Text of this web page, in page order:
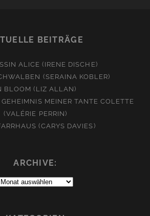
BEITRÄGE
ALICE (IRENE DISCHE)
(SERAINA KOBLER)
BLOOM (LIZ ALLAN)
MEINER TANTE COLETTE
(VALÉRIE PERRIN)
(CARYS DAVIES)
ARCHIVE: